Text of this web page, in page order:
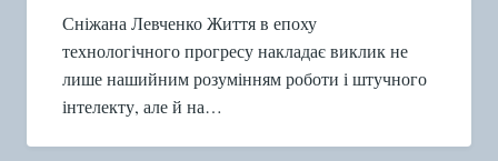
Сніжана Левченко Життя в епоху
технологічного прогресу накладає виклик не
лише нашийним розумінням роботи і штучного
інтелекту, але й на…